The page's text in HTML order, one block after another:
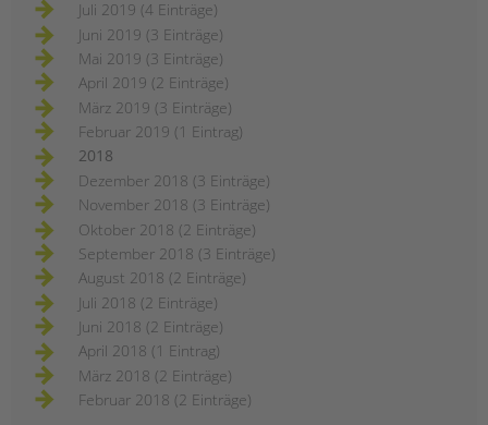
Juli 2019 (4 Einträge)
Juni 2019 (3 Einträge)
Mai 2019 (3 Einträge)
April 2019 (2 Einträge)
März 2019 (3 Einträge)
Februar 2019 (1 Eintrag)
2018
Dezember 2018 (3 Einträge)
November 2018 (3 Einträge)
Oktober 2018 (2 Einträge)
September 2018 (3 Einträge)
August 2018 (2 Einträge)
Juli 2018 (2 Einträge)
Juni 2018 (2 Einträge)
April 2018 (1 Eintrag)
März 2018 (2 Einträge)
Februar 2018 (2 Einträge)